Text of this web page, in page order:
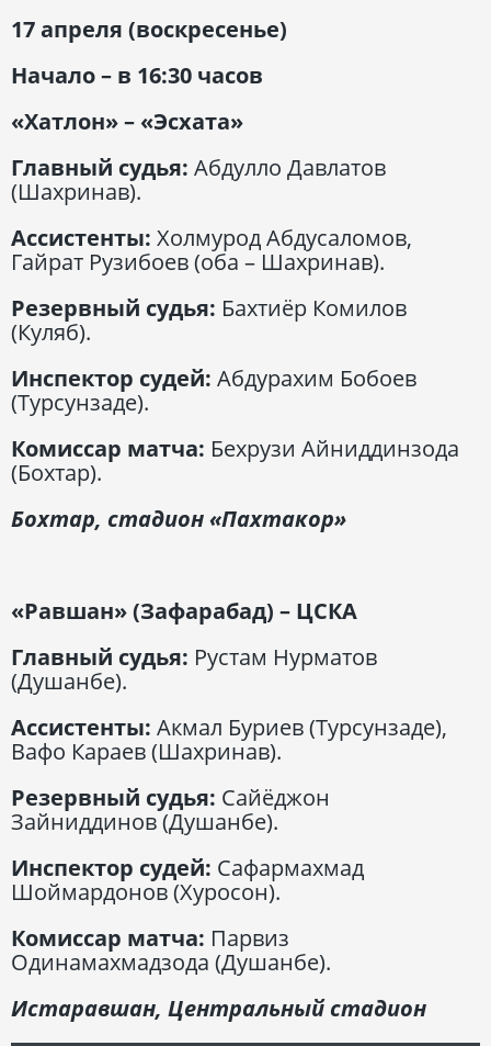
17 апреля (воскресенье)
Начало – в 16:30 часов
«Хатлон» – «Эсхата»
Главный судья: Абдулло Давлатов
(Шахринав).
Ассистенты: Холмурод Абдусаломов,
Гайрат Рузибоев (оба – Шахринав).
Резервный судья: Бахтиёр Комилов
(Куляб).
Инспектор судей: Абдурахим Бобоев
(Турсунзаде).
Комиссар матча: Бехрузи Айниддинзода
(Бохтар).
Бохтар, стадион «Пахтакор»
«Равшан» (Зафарабад) – ЦСКА
Главный судья: Рустам Нурматов
(Душанбе).
Ассистенты: Акмал Буриев (Турсунзаде),
Вафо Караев (Шахринав).
Резервный судья: Сайёджон
Зайниддинов (Душанбе).
Инспектор судей: Сафармахмад
Шоймардонов (Хуросон).
Комиссар матча: Парвиз
Одинамахмадзода (Душанбе).
Истаравшан, Центральный стадион